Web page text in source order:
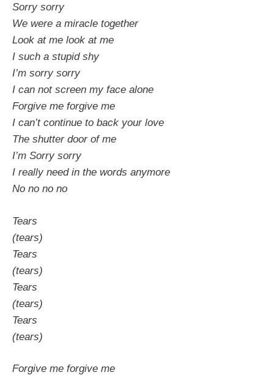
Sorry sorry
We were a miracle together
Look at me look at me
I such a stupid shy
I’m sorry sorry
I can not screen my face alone
Forgive me forgive me
I can’t continue to back your love
The shutter door of me
I’m Sorry sorry
I really need in the words anymore
No no no no
Tears
(tears)
Tears
(tears)
Tears
(tears)
Tears
(tears)
Forgive me forgive me